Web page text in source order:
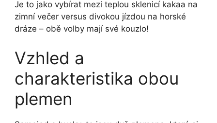
Je to jako vybírat mezi teplou sklenicí kakaa na
zimní večer versus divokou jízdou na horské
dráze – obě volby mají své kouzlo!
Vzhled a
charakteristika obou
plemen